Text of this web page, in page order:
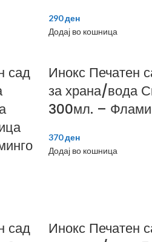
290ден
Додај во кошница
сад
Инокс Печатен
за храна/вода
300мл. –
370ден
Додај во кошница
сад
Инокс Печатен